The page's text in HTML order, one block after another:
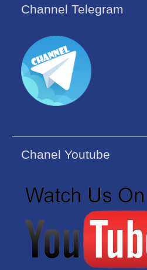
Channel Telegram
Chanel Youtube